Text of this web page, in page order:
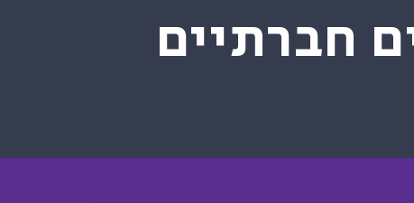
חברתיים